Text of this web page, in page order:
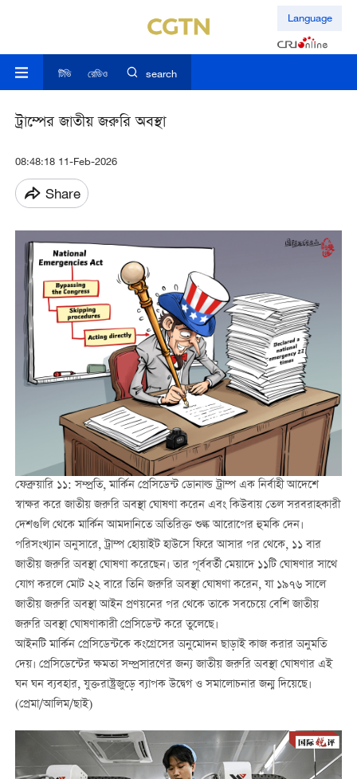
Language
টিভি রেডিও search
ট্রাম্পের জাতীয় জরুরি অবস্থা
08:48:18 11-Feb-2026
Share
ফেব্রুয়ারি ১১: সম্প্রতি, মার্কিন প্রেসিডেন্ট ডোনাল্ড ট্রাম্প এক নির্বাহী আদেশে
স্বাক্ষর করে জাতীয় জরুরি অবস্থা ঘোষণা করেন এবং কিউবায় তেল সরবরাহকারী
দেশগুলি থেকে মার্কিন আমদানিতে অতিরিক্ত শুল্ক আরোপের হুমকি দেন।
পরিসংখ্যান অনুসারে, ট্রাম্প হোয়াইট হাউসে ফিরে আসার পর থেকে, ১১ বার
জাতীয় জরুরি অবস্থা ঘোষণা করেছেন। তার পূর্ববর্তী মেয়াদে ১১টি ঘোষণার সাথে
যোগ করলে মোট ২২ বারে তিনি জরুরি অবস্থা ঘোষণা করেন, যা ১৯৭৬ সালে
জাতীয় জরুরি অবস্থা আইন প্রণয়নের পর থেকে তাকে সবচেয়ে বেশি জাতীয়
জরুরি অবস্থা ঘোষণাকারী প্রেসিডেন্ট করে তুলেছে।
আইনটি মার্কিন প্রেসিডেন্টকে কংগ্রেসের অনুমোদন ছাড়াই কাজ করার অনুমতি
দেয়। প্রেসিডেন্টের ক্ষমতা সম্প্রসারণের জন্য জাতীয় জরুরি অবস্থা ঘোষণার এই
ঘন ঘন ব্যবহার, যুক্তরাষ্ট্রজুড়ে ব্যাপক উদ্বেগ ও সমালোচনার জন্ম দিয়েছে।
(প্রেমা/আলিম/ছাই)